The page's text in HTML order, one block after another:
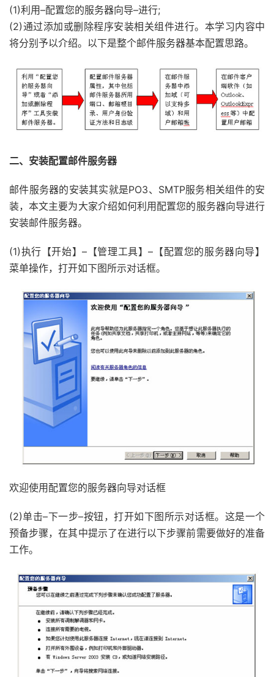
(1)利用–配置您的服务器向导–进行;
(2)通过添加或删除程序安装相关组件进行。本学习内容中
将分别予以介绍。以下是整个邮件服务器基本配置思路。
二、安装配置邮件服务器
邮件服务器的安装其实就是PO3、SMTP服务相关组件的安
装，本文主要为大家介绍如何利用配置您的服务器向导进行
安装邮件服务器。
(1)执行【开始】–【管理工具】–【配置您的服务器向导】
菜单操作，打开如下图所示对话框。
欢迎使用配置您的服务器向导对话框
(2)单击–下一步–按钮，打开如下图所示对话框。这是一个
预备步骤，在其中提示了在进行以下步骤前需要做好的准备
工作。